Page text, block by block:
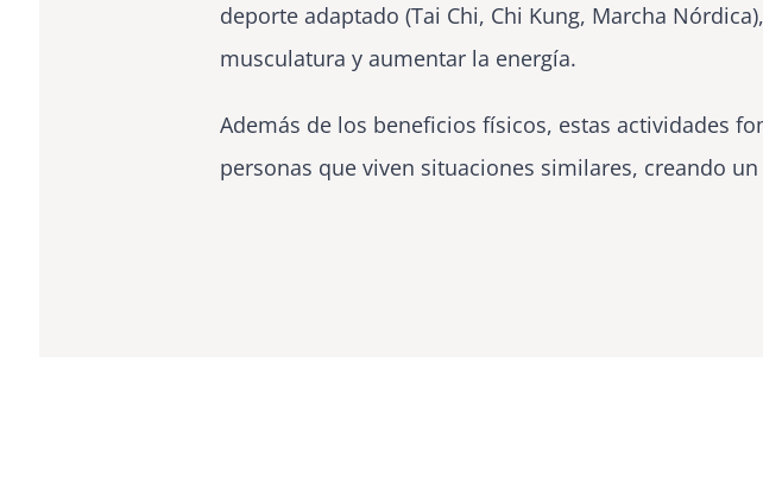
deporte adaptado (Tai Chi, Chi Kung, Marcha
musculatura y aumentar la energía.
Además de los beneficios físicos, estas actividades
personas que viven situaciones similares, creando